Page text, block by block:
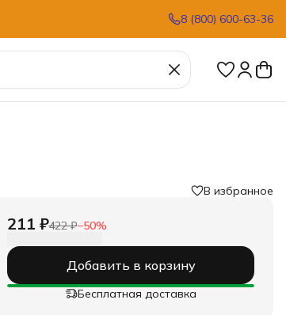
8 (800) 600-63-36
В избранное
211 ₽422 ₽−50%
Добавить в корзину
Бесплатная доставка